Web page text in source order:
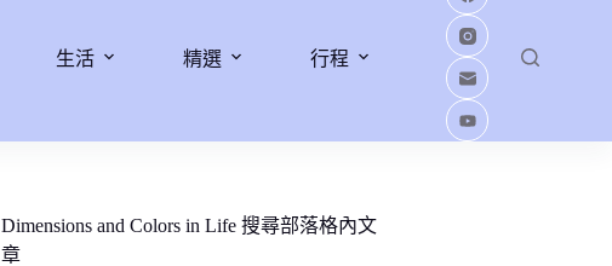
生活 精選 行程
Dimensions and Colors in Life 搜尋部落格內文
章